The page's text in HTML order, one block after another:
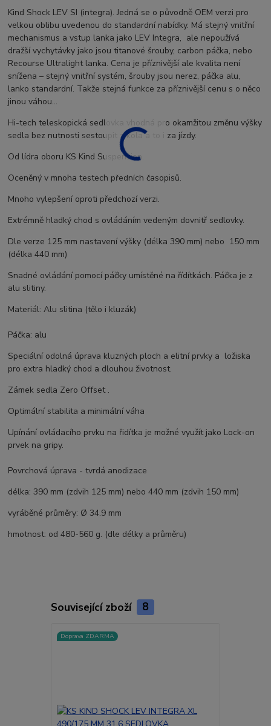
Kind Shock LEV SI (integra). Jedná se o původně OEM verzi pro
velkou oblibu uvedenou do standardní nabídky. Má stejný vnitřní
mechanismus a vstup lanka jako LEV Integra, ale nepoužívá
dražší vychytávky jako jsou titanové šrouby, carbon páčka, nebo
Recourse Ultralight lanka. Cena je příznivější ale kvalita není
snížena – stejný vnitřní systém, šrouby jsou nerez, páčka alu,
lanko standardní. Takže stejná funkce za příznivější cenu s o něco
jinou váhou...
Hi-tech teleskopická sedlovka vhodná pro okamžitou změnu výšky
sedla bez nutnosti sestoupit z kola a to i za jízdy.
Od lídra oboru KS Kind Suspension.
Oceněný v mnoha testech předních časopisů.
Mnoho vylepšení oproti předchozí verzi.
Extrémně hladký chod s ovládáním vedeným dovnitř sedlovky.
Dle verze 125 mm nastavení výšky (délka 390 mm) nebo 150 mm
(délka 440 mm)
Snadné ovládání pomocí páčky umístěné na řídítkách. Páčka je z
alu slitiny.
Materiál: Alu slitina (tělo i kluzák)
Páčka: alu
Speciální odolná úprava kluzných ploch a elitní prvky a ložiska
pro extra hladký chod a dlouhou životnost.
Zámek sedla Zero Offset .
Optimální stabilita a minimální váha
Upínání ovládacího prvku na řidítka je možné využít jako Lock-on
prvek na gripy.
Povrchová úprava - tvrdá anodizace
délka: 390 mm (zdvih 125 mm) nebo 440 mm (zdvih 150 mm)
vyráběné průměry: Ø 34.9 mm
hmotnost: od 480-560 g. (dle délky a průměru)
Související zboží 8
Doprava ZDARMA